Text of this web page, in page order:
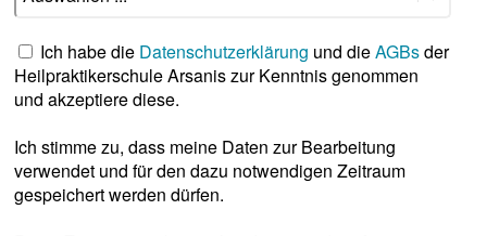
Ich habe die Datenschutzerklärung und dieAGBsder
Heilpraktikerschule Arsanis zur Kenntnis genommen
und akzeptiere diese.
Ich stimme zu, dass meine Daten zur Bearbeitung
verwendet und für den dazu notwendigen Zeitraum
gespeichert werden dürfen.